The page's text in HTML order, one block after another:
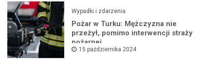
Wypadki i zdarzenia
Pożar w Turku: Mężczyzna nie
przeżył, pomimo interwencji straży
pożarnej
15 października 2024